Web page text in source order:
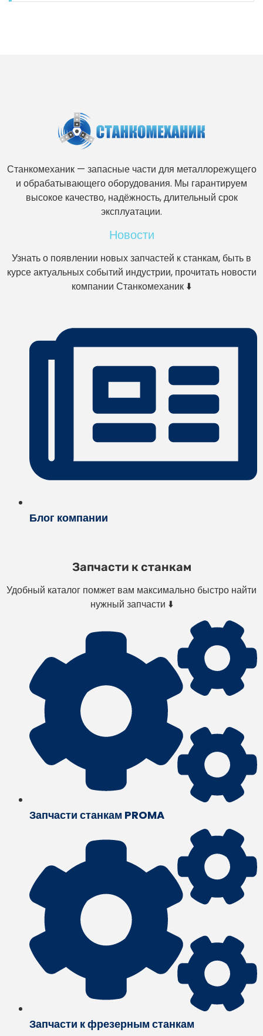
Станкомеханик — запасные части для металлорежущего
и обрабатывающего оборудования. Мы гарантируем
высокое качество, надёжность, длительный срок
эксплуатации.
Новости
Узнать о появлении новых запчастей к станкам, быть в
курсе актуальных событий индустрии, прочитать новости
компании Станкомеханик ⬇️
Блог компании
Запчасти к станкам
Удобный каталог помжет вам максимально быстро найти
нужный запчасти ⬇️
Запчасти станкам PROMA
Запчасти к фрезерным станкам